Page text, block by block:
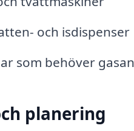
och isdispenser
som behöver
planering